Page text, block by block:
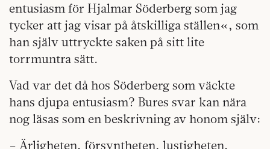
entusiasm för Hjalmar Söderberg som jag
tycker att jag visar på åtskilliga ställen«, som
han själv uttryckte saken på sitt lite
torrmuntra sätt.
Vad var det då hos Söderberg som väckte
hans djupa entusiasm? Bures svar kan nära
nog läsas som en beskrivning av honom själv:
– Ärligheten, försyntheten, lustigheten,